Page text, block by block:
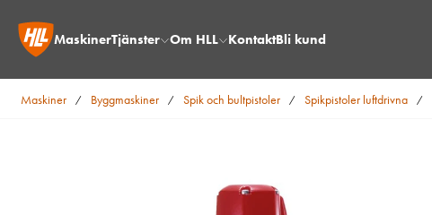
MaskinerTjänster Om HLL KontaktBli kund
Maskiner / Byggmaskiner / Spik och bultpistoler / Spikpistoler luftdrivna /